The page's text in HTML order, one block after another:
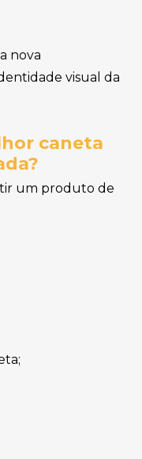
nova
visual da
caneta
um produto de